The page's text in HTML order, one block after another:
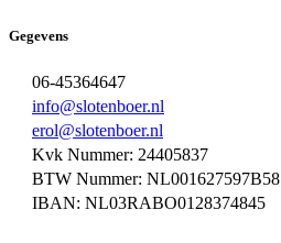
Gegevens
06-45364647
info@slotenboer.nl
erol@slotenboer.nl
Kvk Nummer: 24405837
BTW Nummer: NL001627597B58
IBAN: NL03RABO0128374845